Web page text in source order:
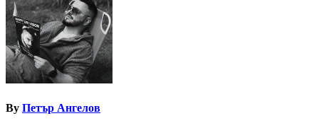
By Петър Ангелов